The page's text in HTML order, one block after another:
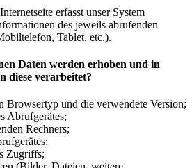
erfasst unser System
des jeweils abrufenden
Tablet, etc.).
Daten werden erhoben und in
diese verarbeitet?
Browsertyp und die verwendete Version;
Abrufgerätes;
Rechners;
Zugriffs;